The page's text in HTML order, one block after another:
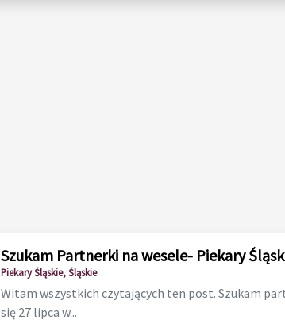
Szukam Partnerki na wesele- Piekary
Piekary Śląskie, Śląskie
Witam wszystkich czytających ten post. Szukam
się 27 lipca w...